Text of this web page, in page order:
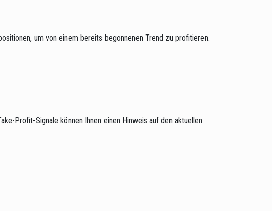
um von einem bereits begonnenen Trend zu profitieren.
Profit-Signale können Ihnen einen Hinweis auf den aktuellen